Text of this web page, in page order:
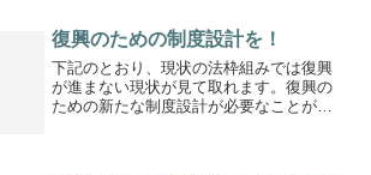
月２１日以降は、このような場合でも変
更されなくなります。会社...
復興のための制度設計を！
下記のとおり、現状の法枠組みでは復興
が進まない現状が見て取れます。復興の
ための新たな制度設計が必要なことが強